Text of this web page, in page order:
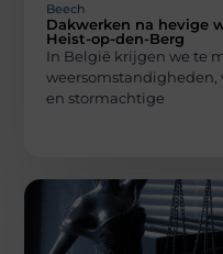
Beech
Dakwerken na hevige
Heist-op-den-Berg
In België krijgen we te
weersomstandigheden,
en stormachtige